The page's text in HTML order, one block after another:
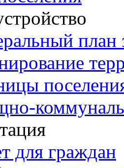
план
для граждан